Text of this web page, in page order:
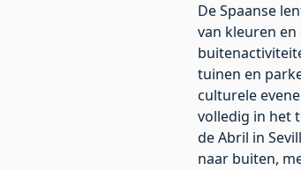
De Spaanse
van kleuren
tuinen en
culturele
volledig in het
de Abril in
naar buiten,